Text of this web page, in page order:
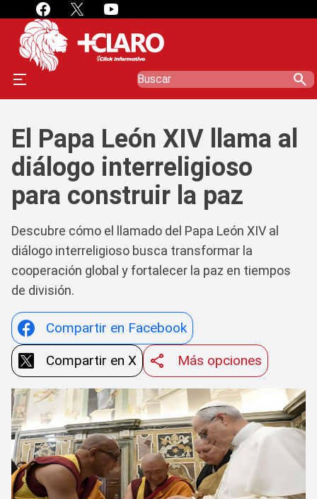
search
El Papa León XIV llama al
diálogo interreligioso
para construir la paz
Descubre cómo el llamado del Papa León XIV al
diálogo interreligioso busca transformar la
cooperación global y fortalecer la paz en tiempos
de división.
Compartir en Facebook
Compartir en X
Más opciones